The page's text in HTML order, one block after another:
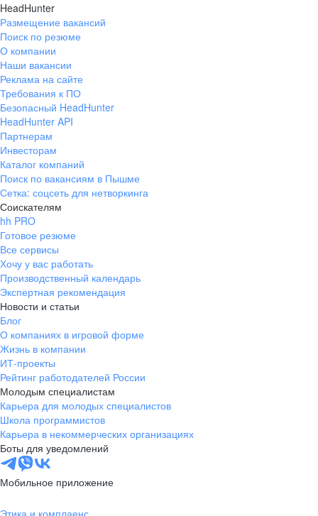
HeadHunter
Размещение вакансий
Поиск по резюме
О компании
Наши вакансии
Реклама на сайте
Требования к ПО
Безопасный HeadHunter
HeadHunter API
Партнерам
Инвесторам
Каталог компаний
Поиск по вакансиям в Пышме
Сетка: соцсеть для нетворкинга
Соискателям
hh PRO
Готовое резюме
Все сервисы
Хочу у вас работать
Производственный календарь
Экспертная рекомендация
Новости и статьи
Блог
О компаниях в игровой форме
Жизнь в компании
ИТ-проекты
Рейтинг работодателей России
Молодым специалистам
Карьера для молодых специалистов
Школа программистов
Карьера в некоммерческих организациях
Боты для уведомлений
Мобильное приложение